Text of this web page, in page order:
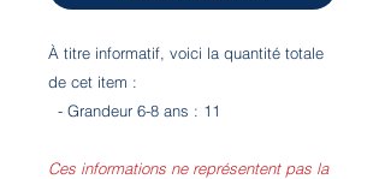
À titre informatif, voici la quantité totale
de cet item :
- Grandeur 6-8 ans : 11
Ces informations ne représentent pas la